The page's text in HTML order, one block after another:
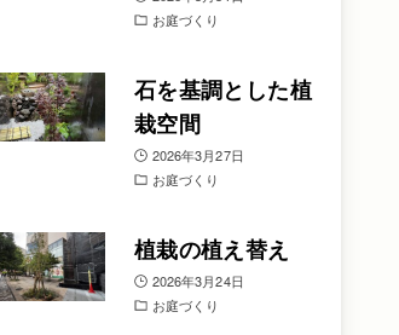
お庭づくり
石を基調とした植
栽空間
2026年3月27日
お庭づくり
植栽の植え替え
2026年3月24日
お庭づくり